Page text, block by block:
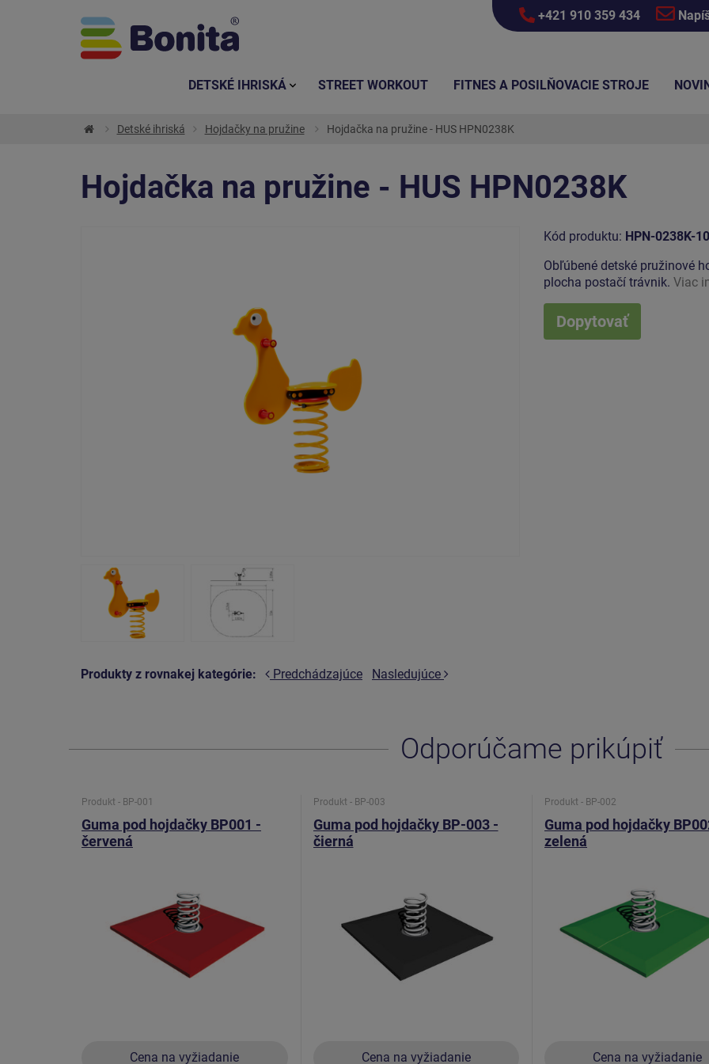
+421 910 359 434
Detské ihriská Hojdačky na pružine Hojdačka na pružine - HUS HPN0238K
Hojdačka na pružine - HUS HPN0238K
Produkty z rovnakej kategórie: Predchádzajúce Nasledujúce
Kód produktu: HPN-0238K-10
Obľúbené detské pružinové
plocha postačí trávnik. Viac
Dopytovať
Odporúčame prikúpiť
Produkt - BP-001
Guma pod hojdačky BP001 -
červená
Cena na vyžiadanie
Produkt - BP-003
Guma pod hojdačky BP-003 -
čierná
Cena na vyžiadanie
Produkt - BP-002
Guma pod hojdačky
zelená
Cena na vyžiadanie
DETSKÉ IHRISKÁ STREET WORKOUT FITNES A POSILŇOVACIE STROJE